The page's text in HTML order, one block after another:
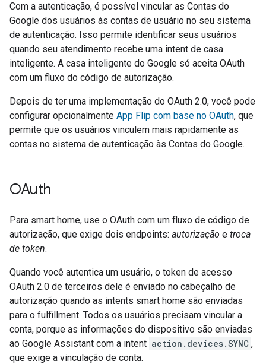
Com a autenticação, é possível vincular as Contas do
Google dos usuários às contas de usuário no seu sistema
de autenticação. Isso permite identificar seus usuários
quando seu atendimento recebe uma intent de casa
inteligente. A casa inteligente do Google só aceita OAuth
com um fluxo do código de autorização.
Depois de ter uma implementação do OAuth 2.0, você pode
configurar opcionalmente App Flip com base no OAuth, que
permite que os usuários vinculem mais rapidamente as
contas no sistema de autenticação às Contas do Google.
OAuth
Para smart home, use o OAuth com um fluxo de código de
autorização, que exige dois endpoints: autorização e troca
de token.
Quando você autentica um usuário, o token de acesso
OAuth 2.0 de terceiros dele é enviado no cabeçalho de
autorização quando as intents smart home são enviadas
para o fulfillment. Todos os usuários precisam vincular a
conta, porque as informações do dispositivo são enviadas
ao Google Assistant com a intent action.devices.SYNC ,
que exige a vinculação de conta.